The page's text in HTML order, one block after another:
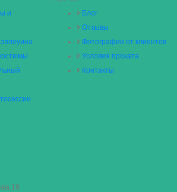
и
Блог
Отзывы
Фотографии от клиентов
Условия проката
Контакты
19